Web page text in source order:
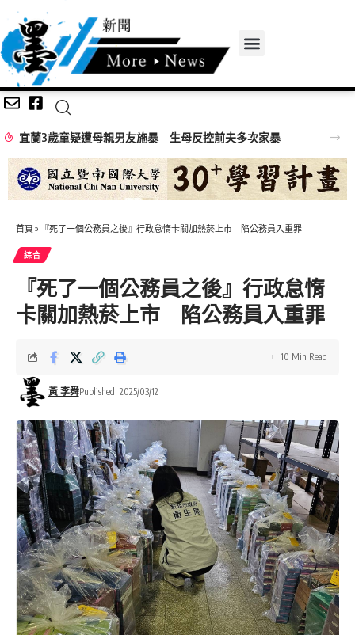
宜蘭3歲童疑遭母親男友施暴 生母反控前夫多次家暴
首頁 » 『死了一個公務員之後』行政怠惰卡關加熱菸上市 陷公務員入重罪
綜合
『死了一個公務員之後』行政怠惰
卡關加熱菸上市 陷公務員入重罪
黃 李舜Published: 2025/03/12
10 Min Read